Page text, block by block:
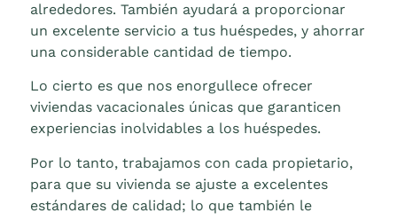
alrededores. También ayudará a proporcionar
un excelente servicio a tus huéspedes, y ahorrar
una considerable cantidad de tiempo.
Lo cierto es que nos enorgullece ofrecer
viviendas vacacionales únicas que garanticen
experiencias inolvidables a los huéspedes.
Por lo tanto, trabajamos con cada propietario,
para que su vivienda se ajuste a excelentes
estándares de calidad; lo que también le